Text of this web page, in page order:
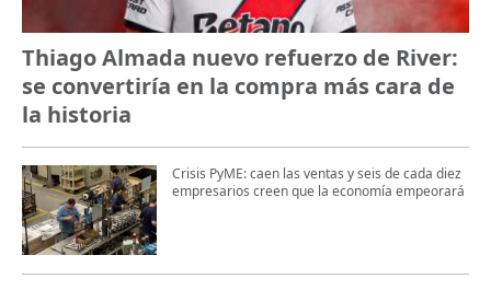
Thiago Almada nuevo refuerzo de River:
se convertiría en la compra más cara de
la historia
Crisis PyME: caen las ventas y seis de cada diez
empresarios creen que la economía empeorará